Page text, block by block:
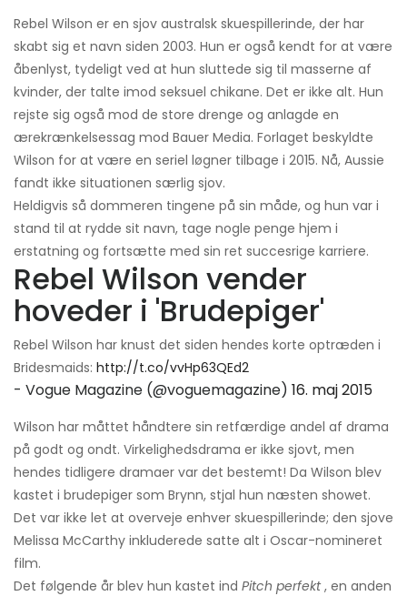
Rebel Wilson er en sjov australsk skuespillerinde, der har
skabt sig et navn siden 2003. Hun er også kendt for at være
åbenlyst, tydeligt ved at hun sluttede sig til masserne af
kvinder, der talte imod seksuel chikane. Det er ikke alt. Hun
rejste sig også mod de store drenge og anlagde en
ærekrænkelsessag mod Bauer Media. Forlaget beskyldte
Wilson for at være en seriel løgner tilbage i 2015. Nå, Aussie
fandt ikke situationen særlig sjov.
Heldigvis så dommeren tingene på sin måde, og hun var i
stand til at rydde sit navn, tage nogle penge hjem i
erstatning og fortsætte med sin ret succesrige karriere.
Rebel Wilson vender
hoveder i 'Brudepiger'
Rebel Wilson har knust det siden hendes korte optræden i
Bridesmaids: http://t.co/vvHp63QEd2
- Vogue Magazine (@voguemagazine) 16. maj 2015
Wilson har måttet håndtere sin retfærdige andel af drama
på godt og ondt. Virkelighedsdrama er ikke sjovt, men
hendes tidligere dramaer var det bestemt! Da Wilson blev
kastet i brudepiger som Brynn, stjal hun næsten showet.
Det var ikke let at overveje enhver skuespillerinde; den sjove
Melissa McCarthy inkluderede satte alt i Oscar-nomineret
film.
Det følgende år blev hun kastet ind Pitch perfekt, en anden